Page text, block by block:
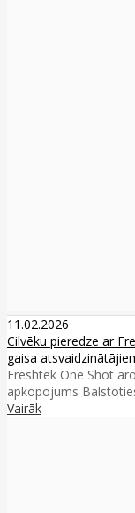
11.02.2026
Cilvēku pieredze ar
gaisa
Freshtek One Shot
apkopojums
Vairāk